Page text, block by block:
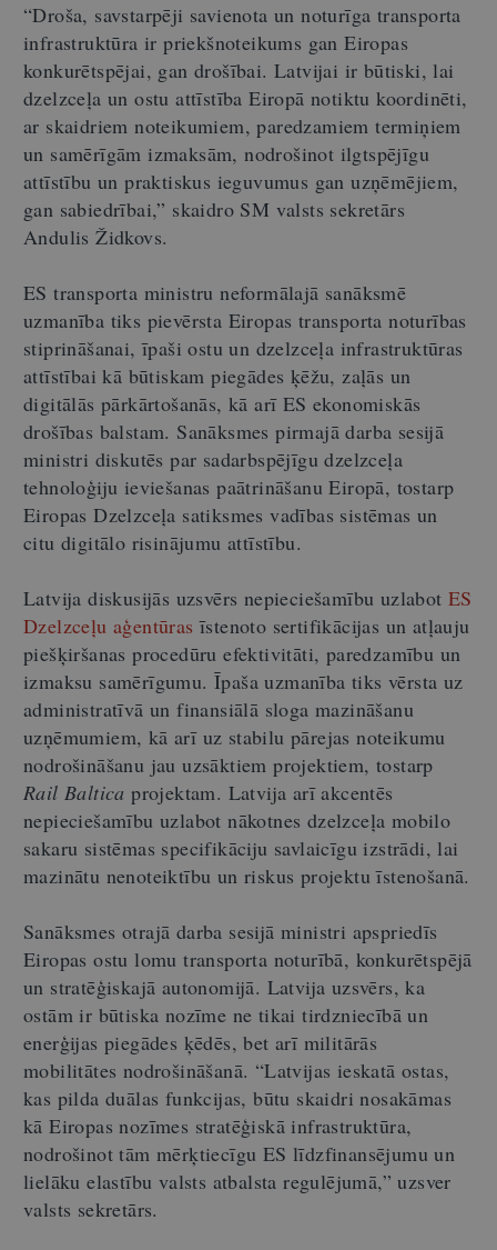
“Droša, savstarpēji savienota un noturīga transporta
infrastruktūra ir priekšnoteikums gan Eiropas
konkurētspējai, gan drošībai. Latvijai ir būtiski, lai
dzelzceļa un ostu attīstība Eiropā notiktu koordinēti,
ar skaidriem noteikumiem, paredzamiem termiņiem
un samērīgām izmaksām, nodrošinot ilgtspējīgu
attīstību un praktiskus ieguvumus gan uzņēmējiem,
gan sabiedrībai,” skaidro SM valsts sekretārs
Andulis Židkovs.
ES transporta ministru neformālajā sanāksmē
uzmanība tiks pievērsta Eiropas transporta noturības
stiprināšanai, īpaši ostu un dzelzceļa infrastruktūras
attīstībai kā būtiskam piegādes ķēžu, zaļās un
digitālās pārkārtošanās, kā arī ES ekonomiskās
drošības balstam. Sanāksmes pirmajā darba sesijā
ministri diskutēs par sadarbspējīgu dzelzceļa
tehnoloģiju ieviešanas paātrināšanu Eiropā, tostarp
Eiropas Dzelzceļa satiksmes vadības sistēmas un
citu digitālo risinājumu attīstību.
Latvija diskusijās uzsvērs nepieciešamību uzlabot ES
Dzelzceļu aģentūras īstenoto sertifikācijas un atļauju
piešķiršanas procedūru efektivitāti, paredzamību un
izmaksu samērīgumu. Īpaša uzmanība tiks vērsta uz
administratīvā un finansiālā sloga mazināšanu
uzņēmumiem, kā arī uz stabilu pārejas noteikumu
nodrošināšanu jau uzsāktiem projektiem, tostarp
Rail Baltica projektam. Latvija arī akcentēs
nepieciešamību uzlabot nākotnes dzelzceļa mobilo
sakaru sistēmas specifikāciju savlaicīgu izstrādi, lai
mazinātu nenoteiktību un riskus projektu īstenošanā.
Sanāksmes otrajā darba sesijā ministri apspriedīs
Eiropas ostu lomu transporta noturībā, konkurētspējā
un stratēģiskajā autonomijā. Latvija uzsvērs, ka
ostām ir būtiska nozīme ne tikai tirdzniecībā un
enerģijas piegādes ķēdēs, bet arī militārās
mobilitātes nodrošināšanā. “Latvijas ieskatā ostas,
kas pilda duālas funkcijas, būtu skaidri nosakāmas
kā Eiropas nozīmes stratēģiskā infrastruktūra,
nodrošinot tām mērķtiecīgu ES līdzfinansējumu un
lielāku elastību valsts atbalsta regulējumā,” uzsver
valsts sekretārs.